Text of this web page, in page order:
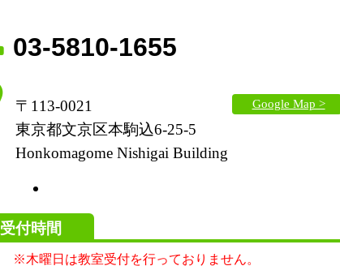
03-5810-1655
〒113-0021
東京都文京区本駒込6-25-5
Honkomagome Nishigai Building
Google Map >
受付時間
※木曜日は教室受付を行っておりません。